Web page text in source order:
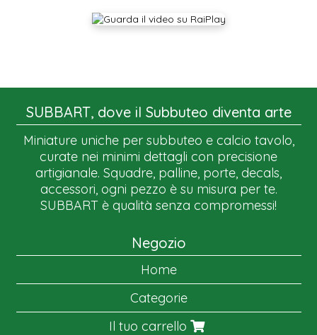
SUBBART, dove il Subbuteo diventa arte
Miniature uniche per subbuteo e calcio tavolo,
curate nei minimi dettagli con precisione
artigianale. Squadre, palline, porte, decals,
accessori, ogni pezzo è su misura per te.
SUBBART è qualità senza compromessi!
Negozio
Home
Categorie
Il tuo carrello